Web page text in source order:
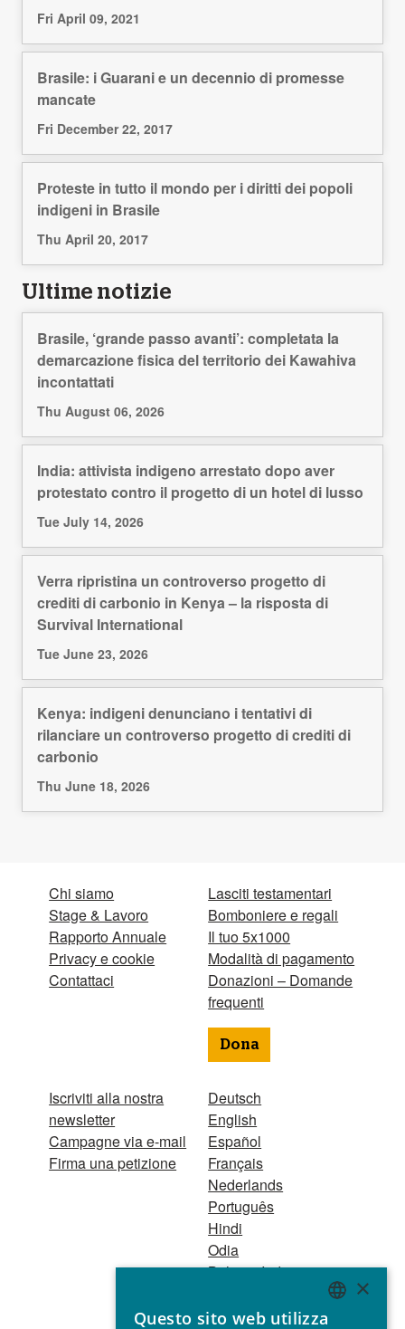
Fri April 09, 2021
Brasile: i Guarani e un decennio di promesse
mancate
Fri December 22, 2017
Proteste in tutto il mondo per i diritti dei popoli
indigeni in Brasile
Thu April 20, 2017
Ultime notizie
Brasile, ‘grande passo avanti’: completata la
demarcazione fisica del territorio dei Kawahiva
incontattati
Thu August 06, 2026
India: attivista indigeno arrestato dopo aver
protestato contro il progetto di un hotel di lusso
Tue July 14, 2026
Verra ripristina un controverso progetto di
crediti di carbonio in Kenya – la risposta di
Survival International
Tue June 23, 2026
Kenya: indigeni denunciano i tentativi di
rilanciare un controverso progetto di crediti di
carbonio
Thu June 18, 2026
Chi siamo
Stage & Lavoro
Rapporto Annuale
Privacy e cookie
Contattaci
Iscriviti alla nostra
newsletter
Campagne via e-mail
Firma una petizione
Lasciti testamentari
Bomboniere e regali
Il tuo 5x1000
Modalità di pagamento
Donazioni – Domande
frequenti
Dona
Deutsch
English
Español
Français
Nederlands
Português
Hindi
Odia
Bahasa Indonesia
Registro PersoneENGLISH
×
Questo sito web utilizza